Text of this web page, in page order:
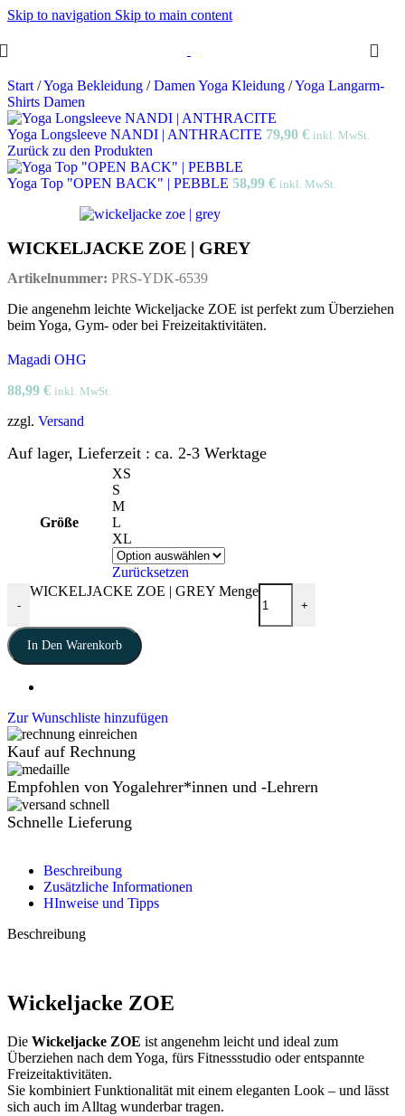
Skip to navigation Skip to main content
Start /Yoga Bekleidung / Damen Yoga Kleidung /Yoga Langarm-
Shirts Damen
Yoga Longsleeve NANDI | ANTHRACITE 79,90 € inkl. MwSt.
Zurück zu den Produkten
Yoga Top "OPEN BACK" | PEBBLE 58,99 € inkl. MwSt.
WICKELJACKE ZOE | GREY
Artikelnummer: PRS-YDK-6539
Die angenehm leichte Wickeljacke ZOE ist perfekt zum Überziehen
beim Yoga, Gym- oder bei Freizeitaktivitäten.
Magadi OHG
88,99 € inkl. MwSt.
zzgl. Versand
Auf lager, Lieferzeit : ca. 2-3 Werktage
Größe
XS
S
M
L
XL
Zurücksetzen
-
WICKELJACKE ZOE | GREY Menge
+
In Den Warenkorb
Zur Wunschliste hinzufügen
Kauf auf Rechnung
Empfohlen von Yogalehrer*innen und -Lehrern
Schnelle Lieferung
Beschreibung
Zusätzliche Informationen
HInweise und Tipps
Beschreibung
Wickeljacke ZOE
Die Wickeljacke ZOE ist angenehm leicht und ideal zum
Überziehen nach dem Yoga, fürs Fitnessstudio oder entspannte
Freizeitaktivitäten.
Sie kombiniert Funktionalität mit einem eleganten Look – und lässt
sich auch im Alltag wunderbar tragen.